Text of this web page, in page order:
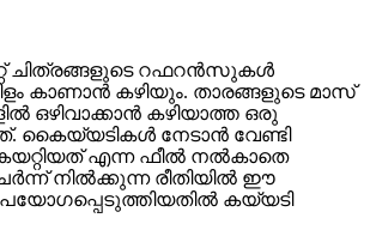
ചിത്രങ്ങളുടെ റഫറൻസുകൾ
കാണാൻ കഴിയും. താരങ്ങളുടെ മാസ്
ഒഴിവാക്കാൻ കഴിയാത്ത ഒരു
കൈയ്യടികൾ നേടാൻ വേണ്ടി
എന്ന ഫീൽ നൽകാതെ
നിൽക്കുന്ന രീതിയിൽ ഈ
കയ്യടി